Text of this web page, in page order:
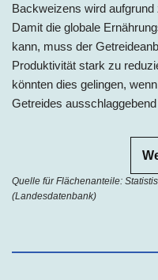
Backweizens wird
Damit die globale
kann, muss der
Produktivität stark zu
könnten dies gelingen,
Getreides
Quelle für Flächenanteile:
(Landesdatenbank)